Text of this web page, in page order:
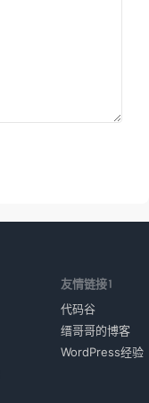
友情链接1
代码谷
缙哥哥的博客
WordPress经验